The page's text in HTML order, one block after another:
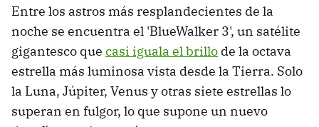
Entre los astros más resplandecientes de la
noche se encuentra el 'BlueWalker 3', un satélite
gigantesco que casi iguala el brillo de la octava
estrella más luminosa vista desde la Tierra. Solo
la Luna, Júpiter, Venus y otras siete estrellas lo
superan en fulgor, lo que supone un nuevo